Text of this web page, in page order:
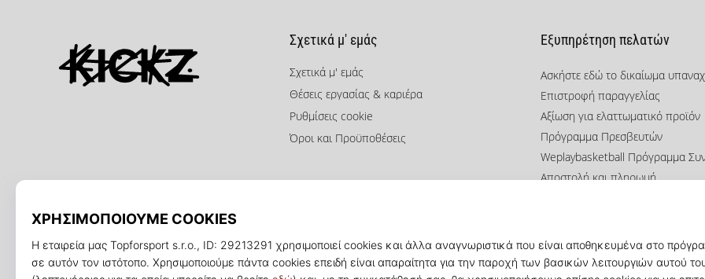
Σχετικά μ' εμάς
Σχετικά μ' εμάς
Θέσεις εργασίας & καριέρα
Ρυθμίσεις cookie
Όροι και Προϋποθέσεις
Εξυπηρέτηση πελατών
Ασκήστε εδώ το δικαίωμα
Επιστροφή παραγγελίας
Αξίωση για ελαττωματικό προϊόν
Πρόγραμμα Πρεσβευτών
Weplaybasketball Πρόγραμμα
Αποστολή και πληρωμή
Συχνές ερωτήσεις
Πολιτική απορρήτου